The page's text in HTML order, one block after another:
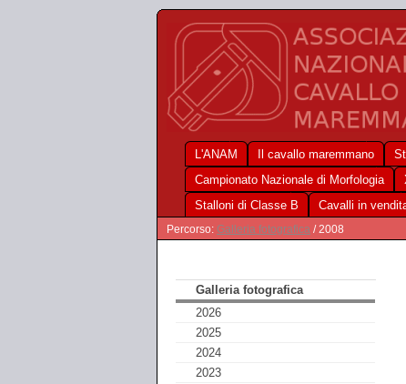
L'ANAM Il cavallo maremmano
Campionato Nazionale di Morfologia
Stalloni di Classe B
Cavalli in
Percorso: Galleria fotografica / 2008
Galleria fotografica
2026
2025
2024
2023